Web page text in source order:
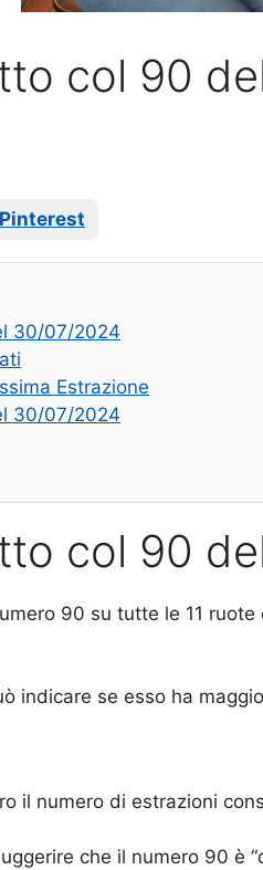
col 90
Pinterest
30/07/2024
Estrazione
30/07/2024
col 90
90 su tutte le 11
indicare se esso ha
il numero di estrazioni
che il numero 90 è